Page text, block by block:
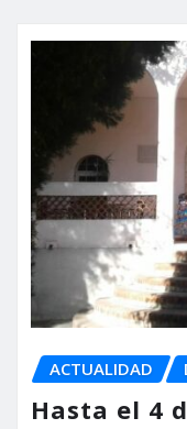
ACTUALIDAD
Hasta el 4